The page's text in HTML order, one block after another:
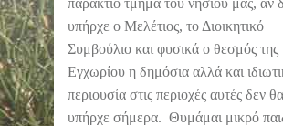
υπήρχε ο Μελέτιος, το Διοικητικό
Συμβούλιο και φυσικά ο θεσμός της
Εγχωρίου η δημόσια αλλά και
περιουσία στις περιοχές αυτές δεν θα
υπήρχε σήμερα. Θυμάμαι μικρό